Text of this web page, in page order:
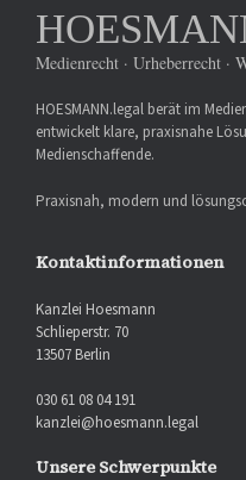
Medienrecht · Urheberrecht ·
HOESMANN.legal berät im
entwickelt klare, praxisnahe
Medienschaffende.
Praxisnah, modern und
Kontaktinformationen
Kanzlei Hoesmann
Schlieperstr. 70
13507 Berlin
030 61 08 04 191
kanzlei@hoesmann.legal
Unsere Schwerpunkte